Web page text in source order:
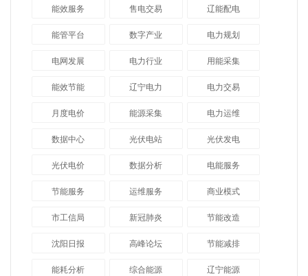
能效服务 售电交易 辽能配电
能管平台 数字产业 电力规划
电网发展 电力行业 用能采集
能效节能 辽宁电力 电力交易
月度电价 能源采集 电力运维
数据中心 光伏电站 光伏发电
光伏电价 数据分析 电能服务
节能服务 运维服务 商业模式
市工信局 新冠肺炎 节能改造
沈阳日报 高峰论坛 节能减排
能耗分析 综合能源 辽宁能源